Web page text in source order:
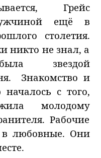
Грейс
ещё в
столетия.
никто не знал, а
звездой
Знакомство и
началось с того,
молодому
Рабочие
в любовные. Они